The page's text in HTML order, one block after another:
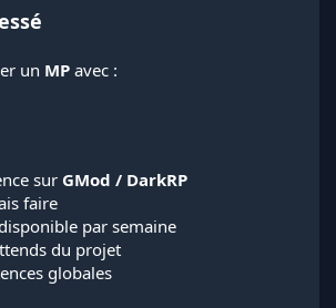
un MP avec :
sur GMod / DarkRP
faire
par semaine
du projet
globales